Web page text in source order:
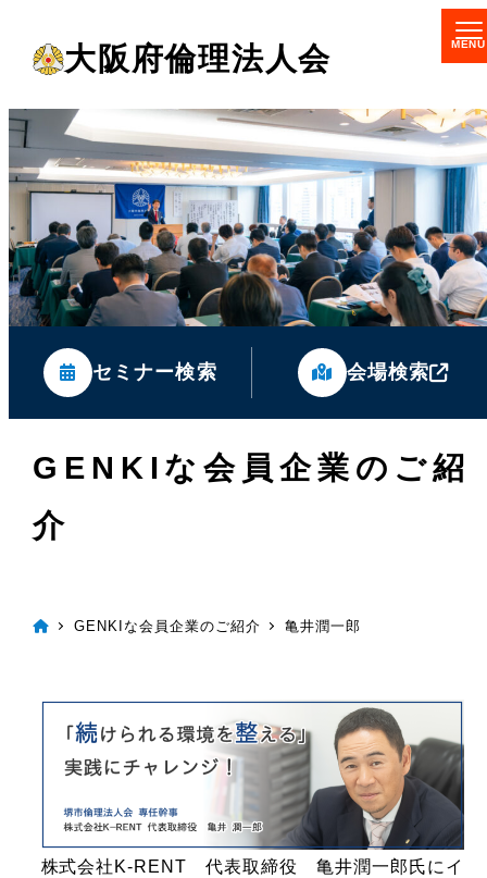
コ
ン
テ
ン
ツ
へ
大阪府倫理法人会
セミナー検索 会場検索
GENKIな会員企業のご紹
介
GENKIな会員企業のご紹介 亀井潤一郎
株式会社K-RENT 代表取締役 亀井潤一郎氏にイ